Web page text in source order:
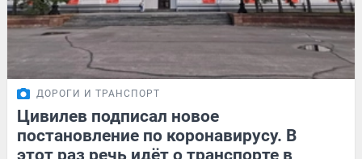
ДОРОГИ И ТРАНСПОРТ
Цивилев подписал новое
постановление по коронавирусу. В
этот раз речь идёт о транспорте в